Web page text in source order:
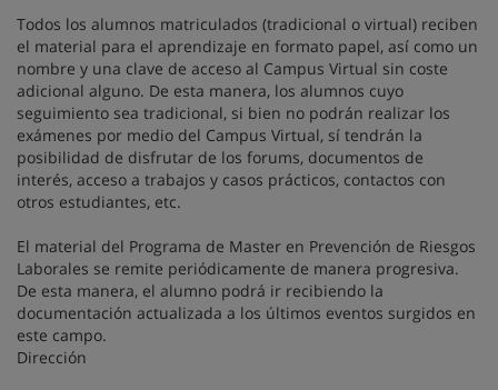
Todos los alumnos matriculados (tradicional o virtual) reciben
el material para el aprendizaje en formato papel, así como un
nombre y una clave de acceso al Campus Virtual sin coste
adicional alguno. De esta manera, los alumnos cuyo
seguimiento sea tradicional, si bien no podrán realizar los
exámenes por medio del Campus Virtual, sí tendrán la
posibilidad de disfrutar de los forums, documentos de
interés, acceso a trabajos y casos prácticos, contactos con
otros estudiantes, etc.
El material del Programa de Master en Prevención de Riesgos
Laborales se remite periódicamente de manera progresiva.
De esta manera, el alumno podrá ir recibiendo la
documentación actualizada a los últimos eventos surgidos en
este campo.
Dirección